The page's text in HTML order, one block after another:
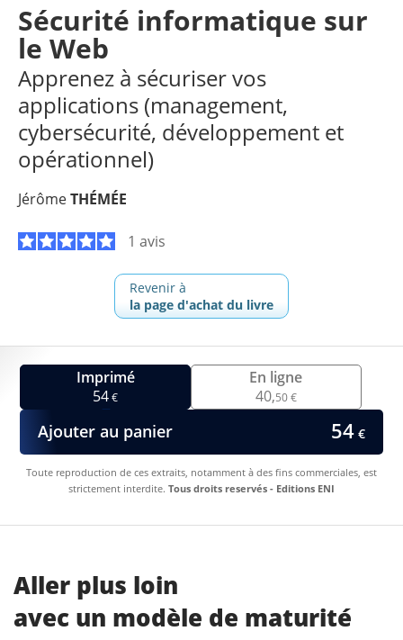
Sécurité informatique sur
le Web
Apprenez à sécuriser vos
applications (management,
cybersécurité, développement et
opérationnel)
JérômeTHÉMÉE
1 avis
Revenir à
la page d'achat du livre
Imprimé
54€
En ligne
40,50 €
Ajouter au panier 54€
Toute reproduction de ces extraits, notamment à des fins commerciales, est
strictement interdite. Tous droits reservés - Editions ENI
Aller plus loin
avec un modèle de maturité